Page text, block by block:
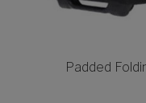
Padded